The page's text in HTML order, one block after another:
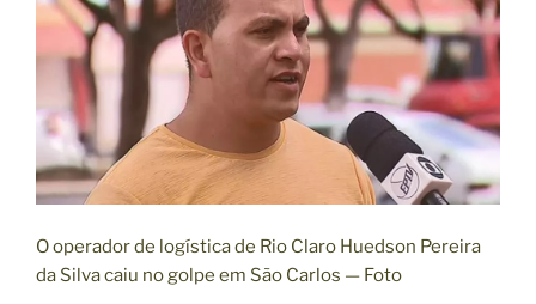
O operador de logística de Rio Claro Huedson Pereira
da Silva caiu no golpe em São Carlos — Foto